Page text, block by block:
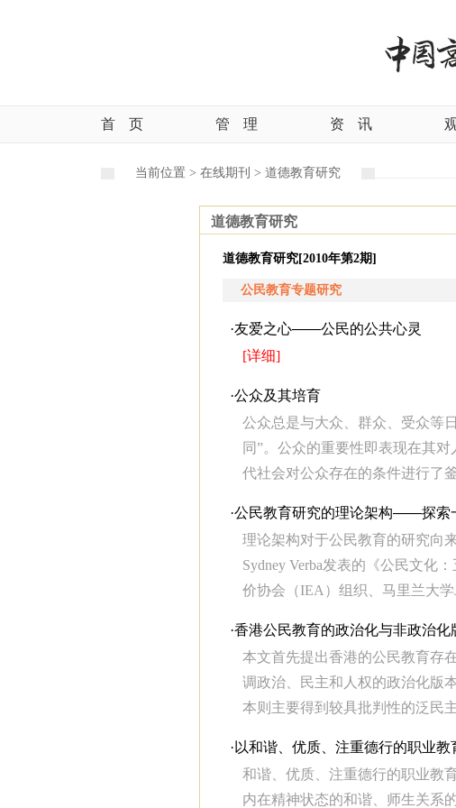
首 页 管 理 资 讯
当前位置 > 在线期刊 > 道德教育研究
道德教育研究
道德教育研究[2010年第2期]
公民教育专题研究
·友爱之心——公民的公共心灵
[详细]
·公众及其培育
公众总是与大众、群众、受众等
同”。公众的重要性即表现在其
代社会对公众存在的条件进行了
·公民教育研究的理论架构——探索
理论架构对于公民教育的研究向
Sydney Verba发表的《公民文化
价协会（IEA）组织、马里兰大学
·香港公民教育的政治化与非政治化
本文首先提出香港的公民教育存
调政治、民主和人权的政治化版
本则主要得到较具批判性的泛民
· 以和谐、优质、注重德行的职业教
和谐、优质、注重德行的职业教
内在精神状态的和谐、师生关系